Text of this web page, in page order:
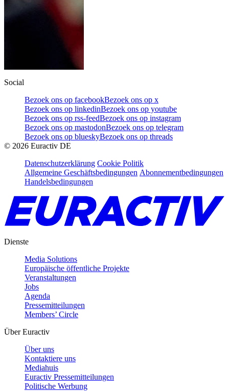
Social
Bezoek ons op facebookBezoek ons op x
Bezoek ons op linkedinBezoek ons op youtube
Bezoek ons op rss-feedBezoek ons op instagram
Bezoek ons op mastodonBezoek ons op telegram
Bezoek ons op blueskyBezoek ons op threads
© 2026 Euractiv DE
Datenschutzerklärung Cookie Politik
Allgemeine Geschäftsbedingungen Abonnementbedingungen
Handelsbedingungen
Dienste
Media Solutions
Europäische öffentliche Projekte
Veranstaltungen
Jobs
Agenda
Pressemitteilungen
Members’ Circle
Über Euractiv
Über uns
Kontaktiere uns
Mediahuis
Euractiv Pressemitteilungen
Politische Werbung